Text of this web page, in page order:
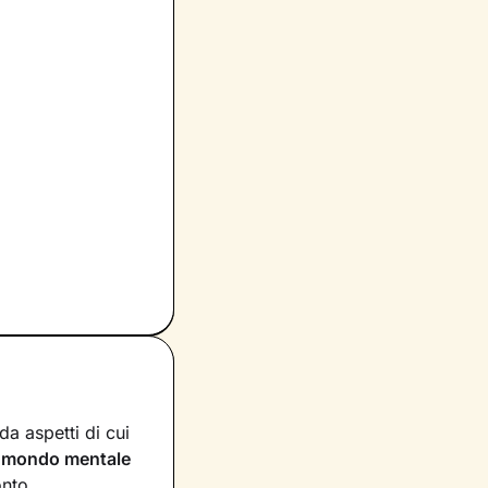
aspetti di cui
mondo mentale